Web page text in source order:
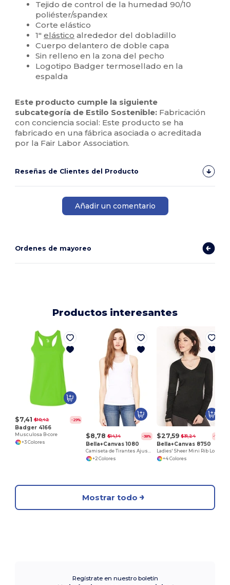
Tejido de control de la humedad 90/10
poliéster/spandex
Corte elástico
1"elástico alrededor del dobladillo
Cuerpo delantero de doble capa
Sin relleno en la zona del pecho
Logotipo Badger termosellado en la
espalda
Este producto cumple la siguiente
subcategoría de Estilo Sostenible: Fabricación
con conciencia social: Este producto se ha
fabricado en una fábrica asociada o acreditada
por la Fair Labor Association.
Reseñas de Clientes del Producto
Añadir un comentario
Ordenes de mayoreo
Productos interesantes
$7,41 $10,42 -29%
Badger 4166
Musculosa B-core
+3 Colores
$8,78 $14,14 -38%
Bella+Canvas 1080
Camiseta de Tirantes Ajustada para Mujer
+2 Colores
$27,59 $31,24 -12%
Bella+Canvas 8750
+4 Colores
Mostrar todo
Regístrate en nuestro boletín